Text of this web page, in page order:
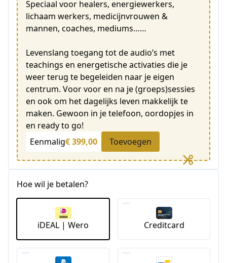
Speciaal voor healers, energiewerkers,
lichaam werkers, medicijnvrouwen &
mannen, coaches, mediums……
Levenslang toegang tot de audio’s met
teachings en energetische activaties die je
weer terug te begeleiden naar je eigen
centrum. Voor voor en na je (groeps)sessies
en ook om het dagelijks leven makkelijk te
maken. Gewoon in je telefoon, oordopjes in
en ready to go!
Eenmalig€ 399,00 Toevoegen
Hoe wil je betalen?
iDEAL | Wero Creditcard